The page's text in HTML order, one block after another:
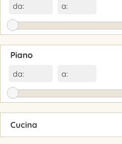
da: a:
Piano
da: a:
Cucina